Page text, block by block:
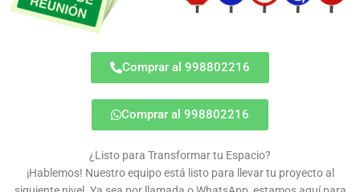
Comprar al 998802216
Comprar al 998802216
¿Listo para Transformar tu Espacio?
¡Hablemos! Nuestro equipo está listo para llevar tu proyecto al